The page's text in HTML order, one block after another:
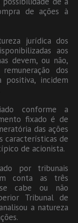
de ações à
jurídica dos
aos
devem, ou não,
dos
positiva, incidem
conforme a
fixado é de
das ações
características de
de acionista.
por tribunais
conta as três
cabe ou não
Tribunal de
a natureza